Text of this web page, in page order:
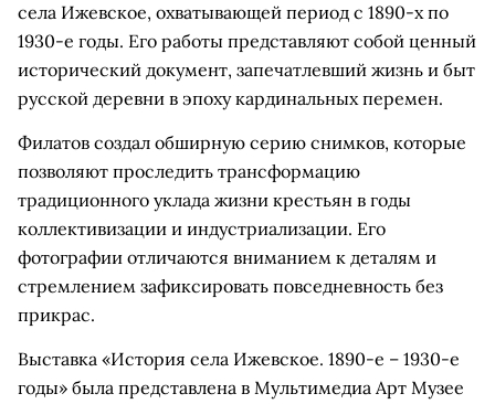
села Ижевское, охватывающей период с 1890-х по
1930-е годы. Его работы представляют собой ценный
исторический документ, запечатлевший жизнь и быт
русской деревни в эпоху кардинальных перемен.
Филатов создал обширную серию снимков, которые
позволяют проследить трансформацию
традиционного уклада жизни крестьян в годы
коллективизации и индустриализации. Его
фотографии отличаются вниманием к деталям и
стремлением зафиксировать повседневность без
прикрас.
Выставка «История села Ижевское. 1890-е – 1930-е
годы» была представлена в Мультимедиа Арт Музее